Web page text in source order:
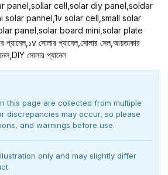
panel,sollar cell,solar diy panel,soldar
solar pannel,1v solar cell,small solar
panel,solar board mini,solar plate
সোলার প্যানেল,সোলার সেল,আয়তাকার
সোলার প্যানেল
this page are collected from multiple
discrepancies may occur, so please
and warnings before use.
only and may slightly differ